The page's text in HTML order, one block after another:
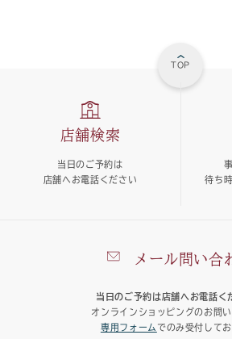
TOP
メール問い合
当日のご予約は店舗へお電話く
オンラインショッピングのお問
専用フォーム でのみ受付して
店舗検索
当日のご予約は
店舗へお電話ください
待ち